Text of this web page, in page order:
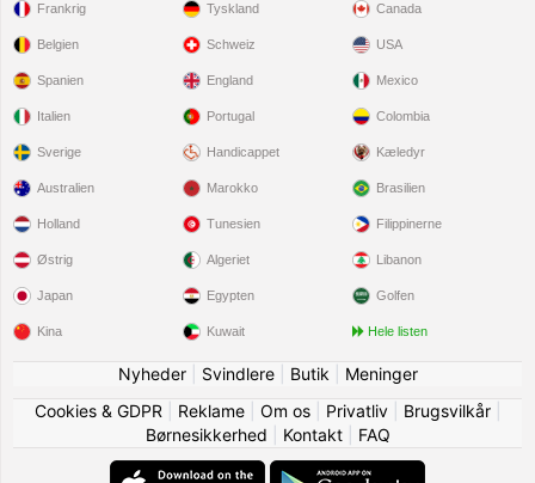
Frankrig
Belgien
Spanien
Italien
Sverige
Tyskland
Schweiz
England
Portugal
Handicappet
Canada
USA
Mexico
Colombia
Kæledyr
Australien
Holland
Østrig
Japan
Kina
Marokko
Tunesien
Algeriet
Egypten
Kuwait
Brasilien
Filippinerne
Libanon
Golfen
Hele listen
Nyheder| Svindlere| Butik
Meninger
Cookies & GDPR
Reklame| Om os| Privatliv| Brugsvilkår|
Børnesikkerhed
Kontakt| FAQ